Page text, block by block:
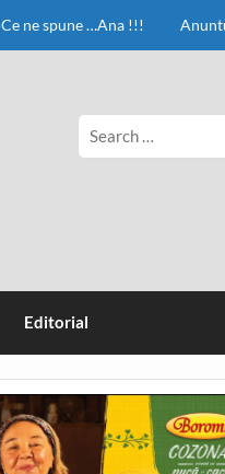
Ce ne spune …Ana !!!
Editorial